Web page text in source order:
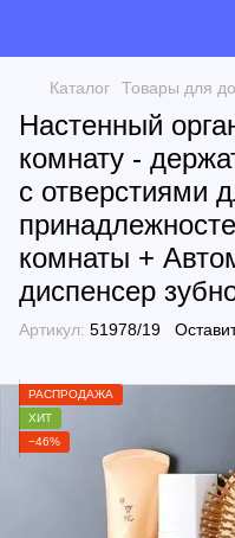
Каталог Товары для
Настенный
комнату -
с отверстиями
комнаты +
диспенсер
Артикул: 51978/19
РАСПРОДАЖА
ХИТ
−46%